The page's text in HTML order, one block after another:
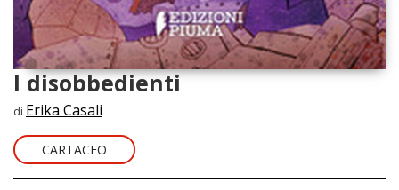
I disobbedienti
di Erika Casali
CARTACEO